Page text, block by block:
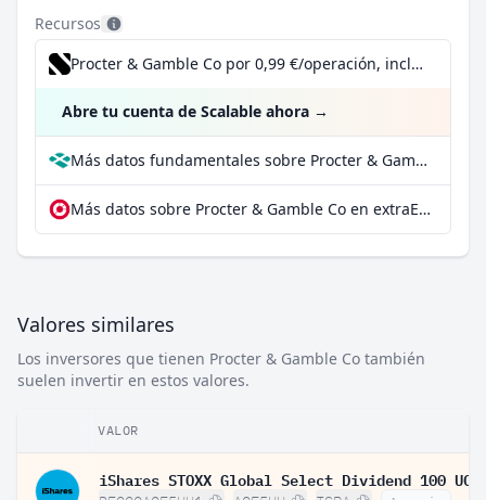
Recursos
Procter & Gamble Co por 0,99 €/operación, incluido el Dividend Reinvestment Plan
Abre tu cuenta de Scalable ahora →
Más datos fundamentales sobre Procter & Gamble Co en Parqet
Más datos sobre Procter & Gamble Co en extraETF
Valores similares
Los inversores que tienen Procter & Gamble Co también
suelen invertir en estos valores.
VALOR